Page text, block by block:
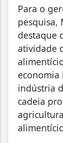
Para o
pesquisa,
destaque
atividade
indústria
cadeia